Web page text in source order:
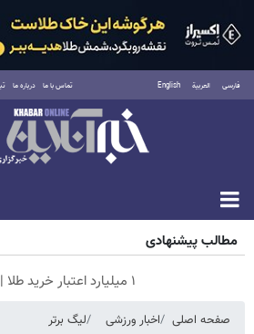
فارسی العربية English تماس با ما درباره ما
جمعه ۱۶ مرداد ۱۴۰۵
مطالب پیشنهادی
۱ میلیارد اعتبار خرید طلا | بدون ضامن و چک
صفحه اصلی اخبار ورزشی لیگ برتر